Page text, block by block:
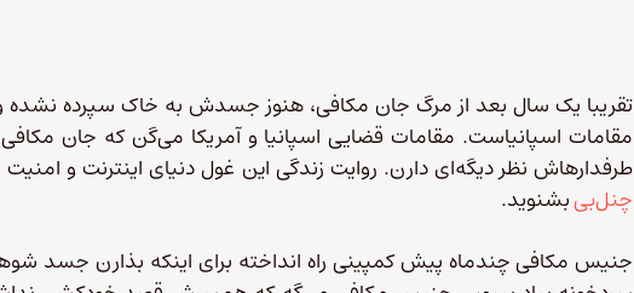
تقریبا یک سال بعد از مرگ جان مکافی، هنوز جسدش به خاک سپرده نشده و
مقامات اسپانیاست. مقامات قضایی اسپانیا و آمریکا می‌گن که جان
طرفدارهاش نظر دیگه‌ای دارن. روایت زندگی این غول دنیای اینترنت و
چنل‌بیبشنوید.
جنیس مکافی چندماه پیش کمپینی راه انداخته برای اینکه بذارن جسد